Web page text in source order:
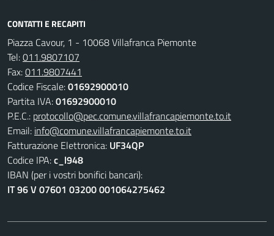
CONTATTI E RECAPITI
Piazza Cavour, 1 - 10068 Villafranca Piemonte
Tel:011.9807107
Fax:011.9807441
Codice Fiscale:01692900010
Partita IVA:01692900010
P.E.C.: protocollo@pec.comune.villafrancapiemonte.to.it
Email: info@comune.villafrancapiemonte.to.it
Fatturazione Elettronica: UF34QP
Codice IPA:c_l948
IBAN (per i vostri bonifici bancari):
IT 96 V 07601 03200 001064275462